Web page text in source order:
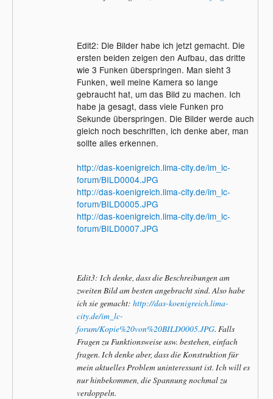
Edit2: Die Bilder habe ich jetzt gemacht. Die
ersten beiden zeigen den Aufbau, das dritte
wie 3 Funken überspringen. Man sieht 3
Funken, weil meine Kamera so lange
gebraucht hat, um das Bild zu machen. Ich
habe ja gesagt, dass viele Funken pro
Sekunde überspringen. Die Bilder werde auch
gleich noch beschriften, ich denke aber, man
sollte alles erkennen.
http://das-koenigreich.lima-city.de/im_lc-
forum/BILD0004.JPG
http://das-koenigreich.lima-city.de/im_lc-
forum/BILD0005.JPG
http://das-koenigreich.lima-city.de/im_lc-
forum/BILD0007.JPG
Edit3: Ich denke, dass die Beschreibungen am
zweiten Bild am besten angebracht sind. Also habe
ich sie gemacht: http://das-koenigreich.lima-
city.de/im_lc-
forum/Kopie%20von%20BILD0005.JPG. Falls
Fragen zu Funktionsweise usw. bestehen, einfach
fragen. Ich denke aber, dass die Konstruktion für
mein aktuelles Problem uninteressant ist. Ich will es
nur hinbekommen, die Spannung nochmal zu
verdoppeln.